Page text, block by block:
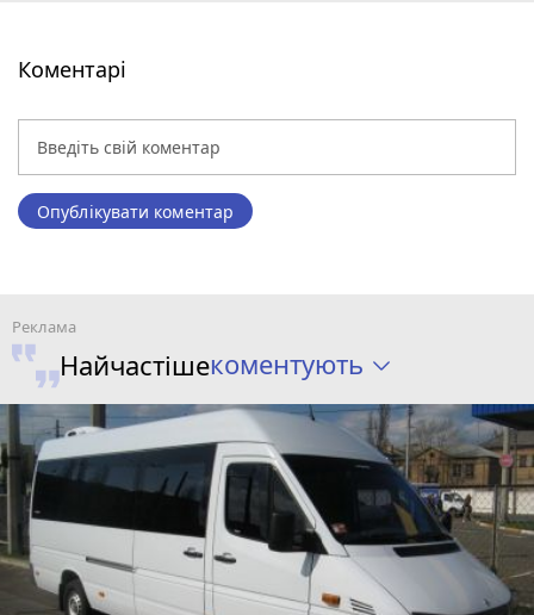
Коментарі
Опублікувати коментар
Найчастішекоментують